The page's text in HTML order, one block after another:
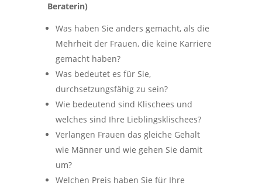
Beraterin)
Was haben Sie anders gemacht, als die
Mehrheit der Frauen, die keine Karriere
gemacht haben?
Was bedeutet es für Sie,
durchsetzungsfähig zu sein?
Wie bedeutend sind Klischees und
welches sind Ihre Lieblingsklischees?
Verlangen Frauen das gleiche Gehalt
wie Männer und wie gehen Sie damit
um?
Welchen Preis haben Sie für Ihre